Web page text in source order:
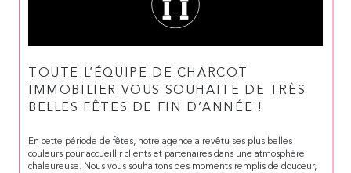
TOUTE L’ÉQUIPE DE CHARCOT
IMMOBILIER VOUS SOUHAITE DE TRÈS
BELLES FÊTES DE FIN D’ANNÉE !
En cette période de fêtes, notre agence a revêtu ses plus belles
couleurs pour accueillir clients et partenaires dans une atmosphère
chaleureuse. Nous vous souhaitons des moments remplis de douceur,